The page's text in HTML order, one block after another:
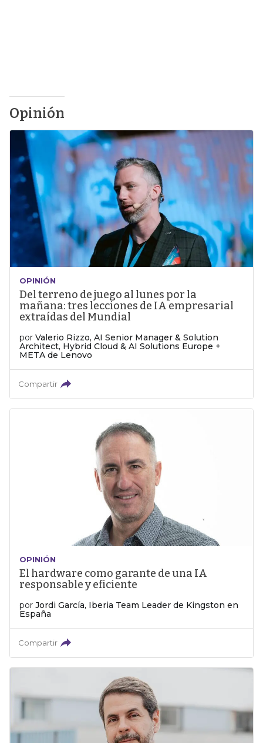
Opinión
OPINIÓN
Del terreno de juego al lunes por la
mañana: tres lecciones de IA empresarial
extraídas del Mundial
por Valerio Rizzo, AI Senior Manager & Solution
Architect, Hybrid Cloud & AI Solutions Europe +
META de Lenovo
Compartir
OPINIÓN
El hardware como garante de una IA
responsable y eficiente
por Jordi García, Iberia Team Leader de Kingston en
España
Compartir